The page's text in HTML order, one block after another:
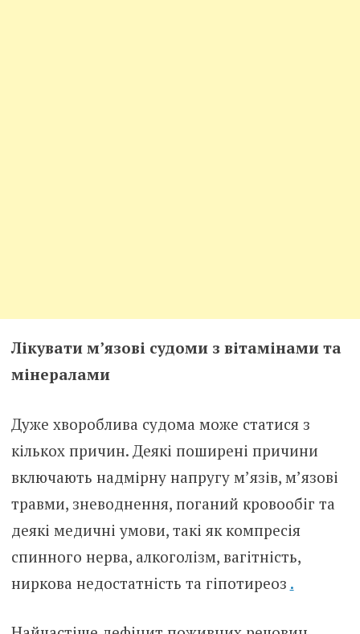
Лікувати м’язові судоми з вітамінами та
мінералами
Дуже хвороблива судома може статися з
кількох причин. Деякі поширені причини
включають надмірну напругу м’язів, м’язові
травми, зневоднення, поганий кровообіг та
деякі медичні умови, такі як компресія
спинного нерва, алкоголізм, вагітність,
ниркова недостатність та гіпотиреоз .